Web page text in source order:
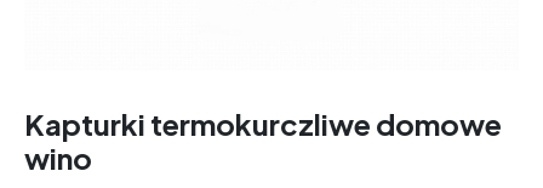
Kapturki termokurczliwe domowe
wino